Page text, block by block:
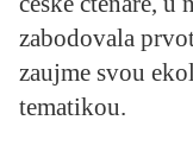
zabodovala
zaujme svou
tematikou.